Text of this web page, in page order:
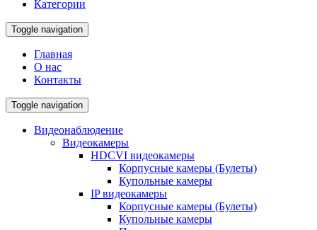
Категории
Toggle navigation
Главная
О нас
Контакты
Toggle navigation
Видеонаблюдение
Видеокамеры
HDCVI видеокамеры
Корпусные камеры (Булеты)
Купольные камеры
IP видеокамеры
Корпусные камеры (Булеты)
Купольные камеры